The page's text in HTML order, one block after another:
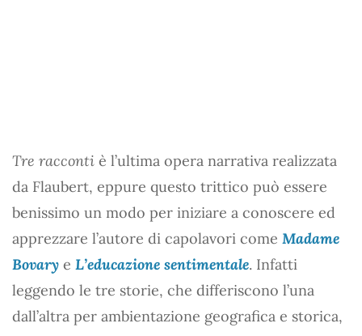
Tre racconti è l’ultima opera narrativa realizzata
da Flaubert, eppure questo trittico può essere
benissimo un modo per iniziare a conoscere ed
apprezzare l’autore di capolavori come Madame
Bovary e L’educazione sentimentale. Infatti
leggendo le tre storie, che differiscono l’una
dall’altra per ambientazione geografica e storica,